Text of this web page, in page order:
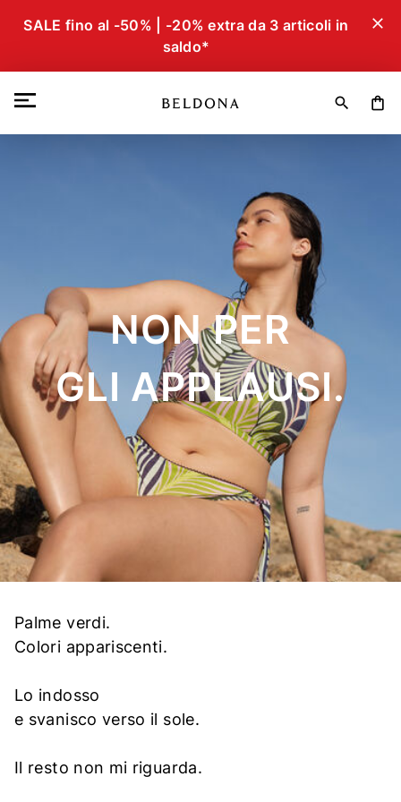
SALE fino al -50% | -20% extra da 3 articoli in
saldo*
close
search shopping_bag
NON PER
GLI APPLAUSI.
Palme verdi.
Colori appariscenti.
Lo indosso
e svanisco verso il sole.
Il resto non mi riguarda.